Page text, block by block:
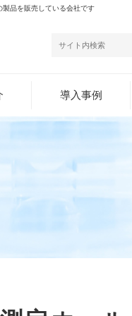
品を販売している会社です
導入事例